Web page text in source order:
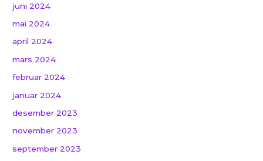
juni 2024
mai 2024
april 2024
mars 2024
februar 2024
januar 2024
desember 2023
november 2023
september 2023